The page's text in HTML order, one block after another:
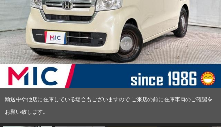
輸送中や他店に在庫している場合もございますので ご来店の前に在庫車両のご確認を
お願い致します。